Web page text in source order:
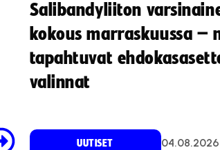
Salibandyliiton
kokous marraskuussa –
tapahtuvat
valinnat
UUTISET 04.08.2026